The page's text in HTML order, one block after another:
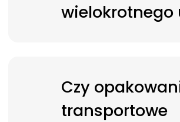
wielokrotnego
Czy
transportowe